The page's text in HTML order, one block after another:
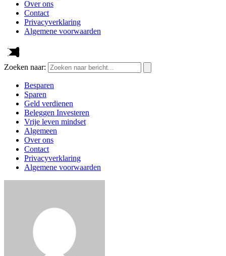
Over ons
Contact
Privacyverklaring
Algemene voorwaarden
Zoeken naar:
Besparen
Sparen
Geld verdienen
Beleggen Investeren
Vrije leven mindset
Algemeen
Over ons
Contact
Privacyverklaring
Algemene voorwaarden